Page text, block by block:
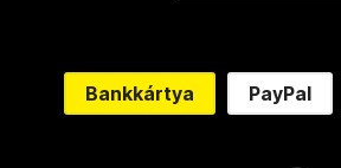
Bankkártya PayPal